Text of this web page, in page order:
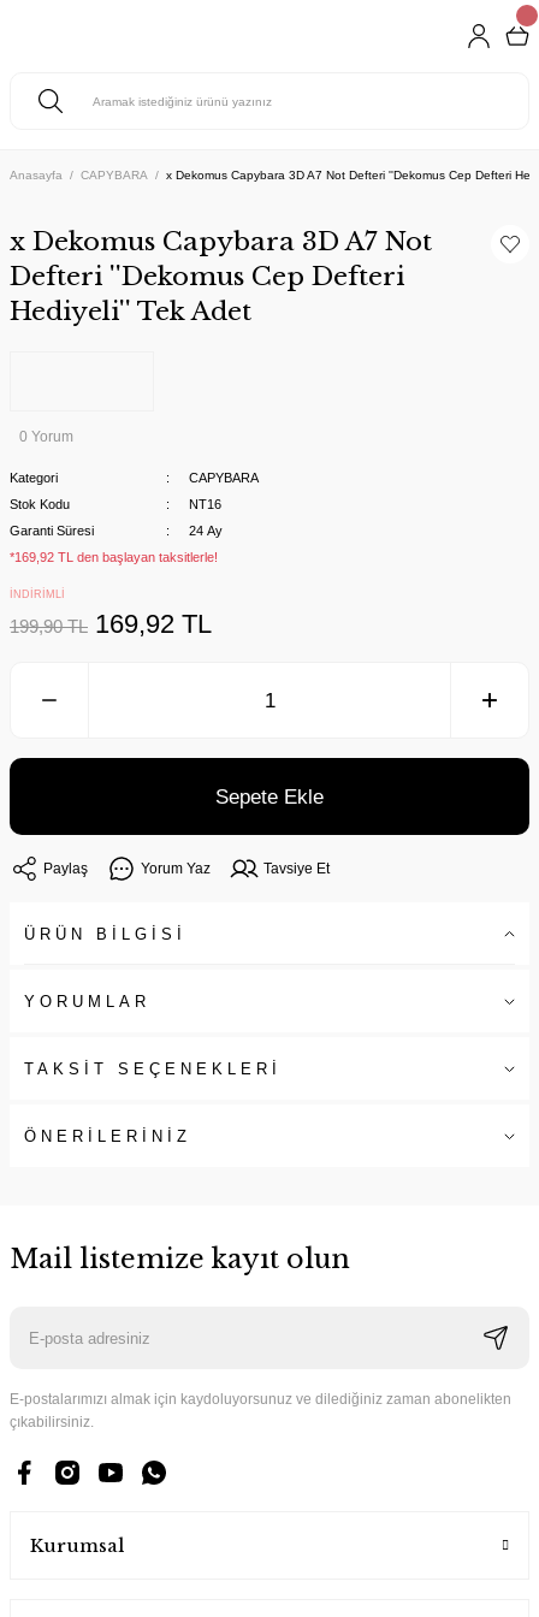
Anasayfa CAPYBARA x Dekomus Capybara 3D A7 Not Defteri ''Dekomus Cep Defteri
x Dekomus Capybara 3D A7 Not
Defteri ''Dekomus Cep Defteri
Hediyeli'' Tek Adet
0 Yorum
Kategori
CAPYBARA
Stok Kodu
NT16
Garanti Süresi
24 Ay
*169,92 TL den başlayan taksitlerle!
İNDİRİMLİ
199,90 TL 169,92 TL
Sepete Ekle
Paylaş Yorum Yaz Tavsiye Et
ÜRÜN BİLGİSİ
YORUMLAR
TAKSİT SEÇENEKLERİ
ÖNERİLERİNİZ
Mail listemize kayıt olun
E-postalarımızı almak için kaydoluyorsunuz ve dilediğiniz zaman abonelikten
çıkabilirsiniz.
Kurumsal